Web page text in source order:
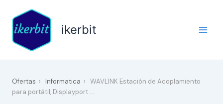
contenido
ikerbit
Ofertas › Informatica › WAVLINK Estación de Acoplamiento
para portátil, Displayport …